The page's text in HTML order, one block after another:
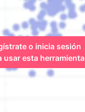
o inicia sesión
usar esta herramienta